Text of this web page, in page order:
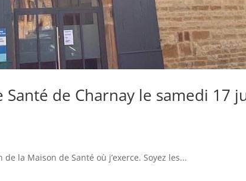
de Charnay le samedi 17
la Maison de Santé où j’exerce. Soyez les...